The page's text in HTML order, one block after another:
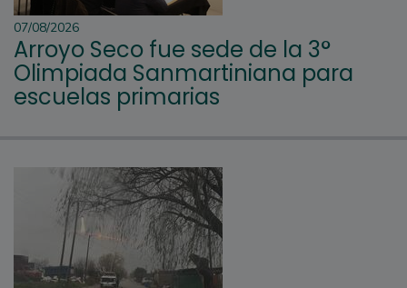
07/08/2026
Arroyo Seco fue sede de la 3°
Olimpiada Sanmartiniana para
escuelas primarias